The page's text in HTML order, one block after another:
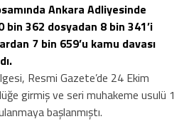
Ankara Adliyesinde
bin 362 dosyadan 8 bin 341’i
7 bin 659’u kamu davası
Resmi Gazete’de 24 Ekim
girmiş ve seri muhakeme usulü 1
başlanmıştı.